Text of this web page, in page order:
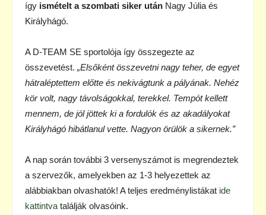
így ismételt a szombati siker után Nagy Júlia és
Királyhágó.
A D-TEAM SE sportolója így összegezte az
összevetést. „Elsőként összevetni nagy teher, de egyet
hátraléptettem előtte és nekivágtunk a pályának. Nehéz
kör volt, nagy távolságokkal, terekkel. Tempót kellett
mennem, de jól jöttek ki a fordulók és az akadályokat
Királyhágó hibátlanul vette. Nagyon örülök a sikernek.”
A nap során további 3 versenyszámot is megrendeztek
a szervezők, amelyekben az 1-3 helyezettek az
alábbiakban olvashatók! A teljes eredménylistákat ide
kattintva találják olvasóink.